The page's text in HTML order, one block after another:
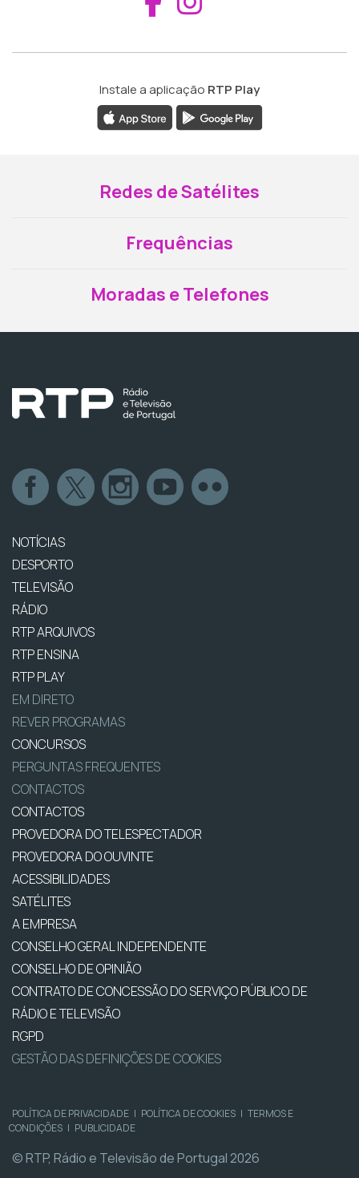
Instale a aplicação RTP Play
Redes de Satélites
Frequências
Moradas e Telefones
NOTÍCIAS
DESPORTO
TELEVISÃO
RÁDIO
RTP ARQUIVOS
RTP ENSINA
RTP PLAY
EM DIRETO
REVER PROGRAMAS
CONCURSOS
PERGUNTAS FREQUENTES
CONTACTOS
CONTACTOS
PROVEDORA DO TELESPECTADOR
PROVEDORA DO OUVINTE
ACESSIBILIDADES
SATÉLITES
A EMPRESA
CONSELHO GERAL INDEPENDENTE
CONSELHO DE OPINIÃO
CONTRATO DE CONCESSÃO DO SERVIÇO PÚBLICO DE
RÁDIO E TELEVISÃO
RGPD
GESTÃO DAS DEFINIÇÕES DE COOKIES
POLÍTICA DE PRIVACIDADE | POLÍTICA DE COOKIES | TERMOS E
CONDIÇÕES | PUBLICIDADE
© RTP, Rádio e Televisão de Portugal 2026